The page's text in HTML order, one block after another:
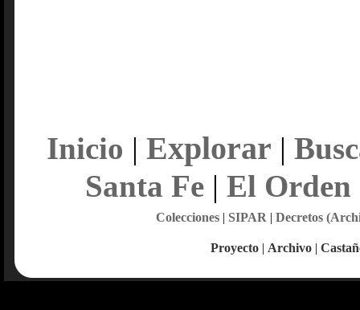
Inicio | Explorar |
Santa Fe| El Orden
Colecciones| SIPAR | Decretos
Proyecto | Archivo |